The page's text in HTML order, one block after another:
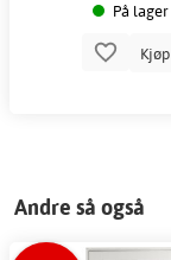
På lager
Kjøp
Andre så også